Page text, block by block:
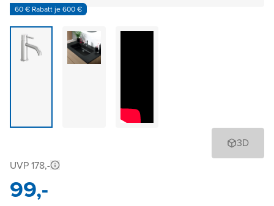
60 € Rabatt je 600 €
3D
UVP 178,-
99,-